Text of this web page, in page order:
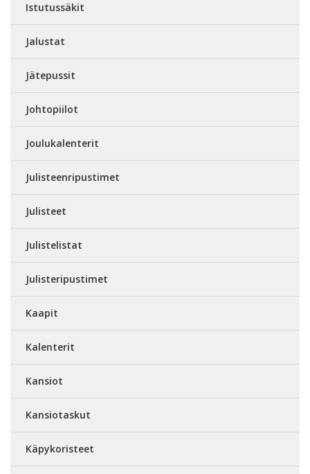
Istutussäkit
Jalustat
Jätepussit
Johtopiilot
Joulukalenterit
Julisteenripustimet
Julisteet
Julistelistat
Julisteripustimet
Kaapit
Kalenterit
Kansiot
Kansiotaskut
Käpykoristeet